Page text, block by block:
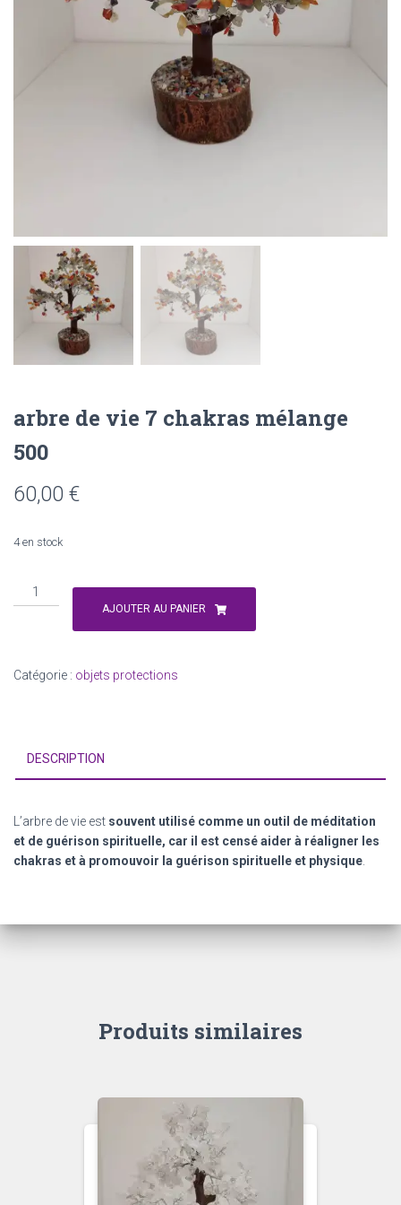
arbre de vie 7 chakras mélange
500
60,00 €
4 en stock
quantité
de
vie
AJOUTER AU PANIER
Catégorie : objets protections
DESCRIPTION
L’arbre de vie est souvent utilisé comme un outil de méditation
et de guérison spirituelle, car il est censé aider à réaligner les
chakras et à promouvoir la guérison spirituelle et physique.
Produits similaires